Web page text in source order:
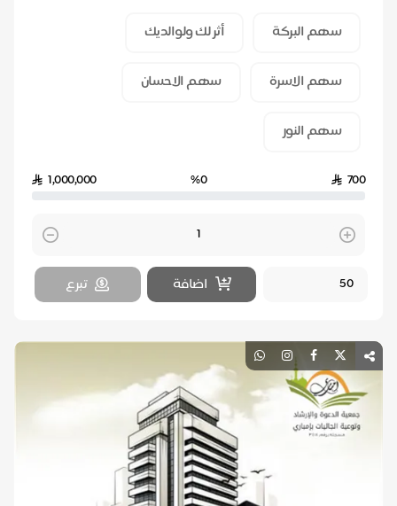
سهم البركة
أثر لك ولوالديك
سهم الاسرة سهم الاحسان
سهم النور
700
%0
1,000,000
Quantity
اضافة
تبرع